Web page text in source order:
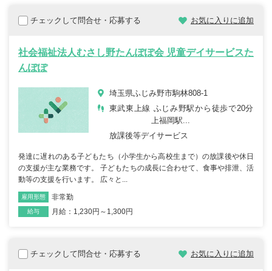
チェックして問合せ・応募する お気に入りに追加
社会福祉法人むさし野たんぽぽ会 児童デイサービスた
んぽぽ
埼玉県ふじみ野市駒林808-1
東武東上線 ふじみ野駅から徒歩で20分
上福岡駅...
放課後等デイサービス
発達に遅れのある子どもたち（小学生から高校生まで）の放課後や休日
の支援が主な業務です。 子どもたちの成長に合わせて、食事や排泄、活
動等の支援を行います。 広々と...
職種
雇用形態 非常勤
給与 月給：1,230円～1,300円
チェックして問合せ・応募する お気に入りに追加